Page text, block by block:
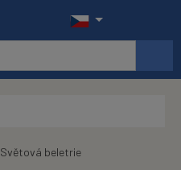
Světová beletrie